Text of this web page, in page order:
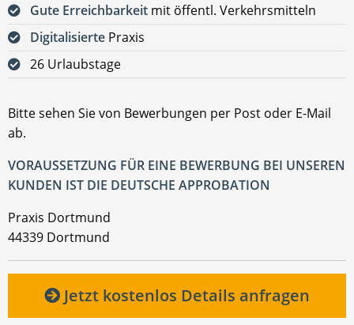
Gute Erreichbarkeit mit öffentl. Verkehrsmitteln
Digitalisierte Praxis
26 Urlaubstage
Bitte sehen Sie von Bewerbungen per Post oder E-Mail
ab.
VORAUSSETZUNG FÜR EINE BEWERBUNG BEI UNSEREN
KUNDEN IST DIE DEUTSCHE APPROBATION
Praxis Dortmund
44339 Dortmund
Jetzt kostenlos Details anfragen